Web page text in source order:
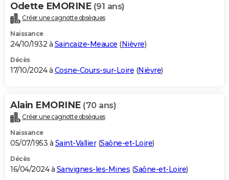
Odette EMORINE (91 ans)
Créer une cagnotte obsèques
Naissance
24/10/1932 à Saincaize-Meauce (Nièvre)
Décès
17/10/2024 à Cosne-Cours-sur-Loire (Nièvre)
Alain EMORINE (70 ans)
Créer une cagnotte obsèques
Naissance
05/07/1953 à Saint-Vallier(Saône-et-Loire)
Décès
16/04/2024 à Sanvignes-les-Mines (Saône-et-Loire)